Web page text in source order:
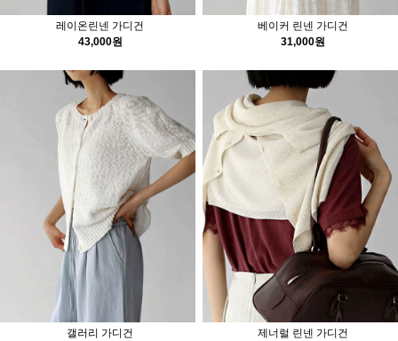
레이온린넨 가디건
43,000원
베이커 린넨 가디건
31,000원
갤러리 가디건
제너럴 린넨 가디건